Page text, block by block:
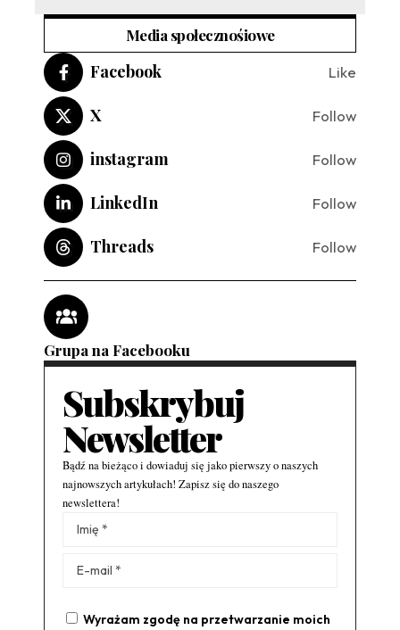
Media społecznośiowe
Facebook Like
X Follow
instagram Follow
LinkedIn Follow
Threads Follow
Grupa na Facebooku
Subskrybuj
Newsletter
Bądź na bieżąco i dowiaduj się jako pierwszy o naszych
najnowszych artykułach! Zapisz się do naszego
newslettera!
Wyrażam zgodę na przetwarzanie moich
Alternative: